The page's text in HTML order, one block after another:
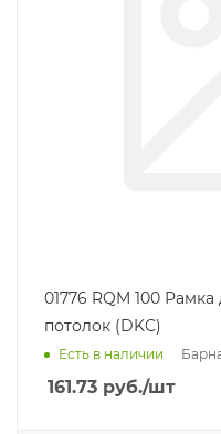
01776 RQM 100
потолок (DKC)
Есть в наличии
161.73 руб./шт